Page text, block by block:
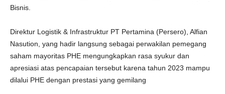
Bisnis.
Direktur Logistik & Infrastruktur PT Pertamina (Persero), Alfian
Nasution, yang hadir langsung sebagai perwakilan pemegang
saham mayoritas PHE mengungkapkan rasa syukur dan
apresiasi atas pencapaian tersebut karena tahun 2023 mampu
dilalui PHE dengan prestasi yang gemilang